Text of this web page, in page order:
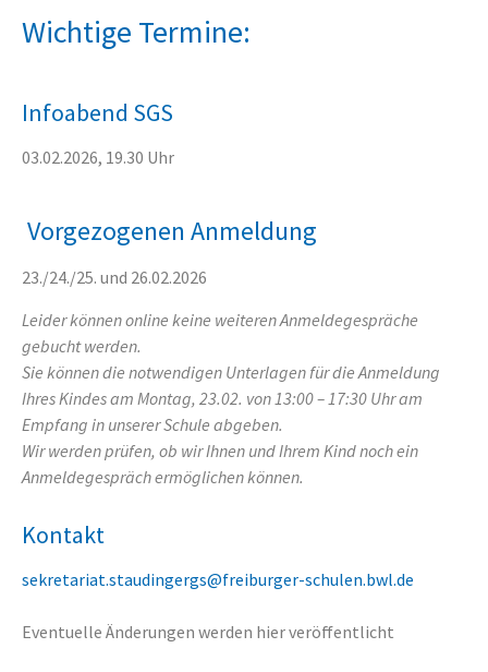
Wichtige Termine:
Infoabend SGS
03.02.2026, 19.30 Uhr
Vorgezogenen Anmeldung
23./24./25. und 26.02.2026
Leider können online keine weiteren Anmeldegespräche
gebucht werden.
Sie können die notwendigen Unterlagen für die Anmeldung
Ihres Kindes am Montag, 23.02. von 13:00 – 17:30 Uhr am
Empfang in unserer Schule abgeben.
Wir werden prüfen, ob wir Ihnen und Ihrem Kind noch ein
Anmeldegespräch ermöglichen können.
Kontakt
sekretariat.staudingergs@freiburger-schulen.bwl.de
Eventuelle Änderungen werden hier veröffentlicht